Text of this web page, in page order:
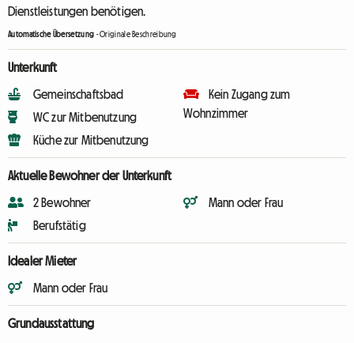
Dienstleistungen benötigen.
Automatische Übersetzung -Originale Beschreibung
Unterkunft
Gemeinschaftsbad
WC zur Mitbenutzung
Küche zur Mitbenutzung
Kein Zugang zum
Wohnzimmer
Aktuelle Bewohner der Unterkunft
2 Bewohner
Berufstätig
Mann oder Frau
Idealer Mieter
Mann oder Frau
Grundausstattung